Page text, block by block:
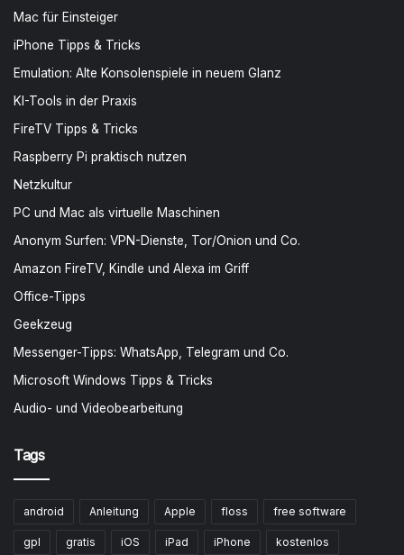
Mac für Einsteiger
iPhone Tipps & Tricks
Emulation: Alte Konsolenspiele in neuem Glanz
KI-Tools in der Praxis
FireTV Tipps & Tricks
Raspberry Pi praktisch nutzen
Netzkultur
PC und Mac als virtuelle Maschinen
Anonym Surfen: VPN-Dienste, Tor/Onion und Co.
Amazon FireTV, Kindle und Alexa im Griff
Office-Tipps
Geekzeug
Messenger-Tipps: WhatsApp, Telegram und Co.
Microsoft Windows Tipps & Tricks
Audio- und Videobearbeitung
Tags
android Anleitung Apple floss free software
gpl gratis iOS iPad iPhone kostenlos